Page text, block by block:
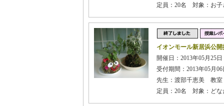
定員：20名 対象：お子
イオンモール新居浜公
開催日：2013年05月25
受付期間：2013年05月
先生：渡部千恵美 教室
定員：20名 対象：どな